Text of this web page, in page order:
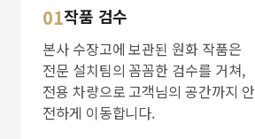
01작품 검수
본사 수장고에 보관된 원화 작품은
전문 설치팀의 꼼꼼한 검수를 거쳐,
전용 차량으로 고객님의 공간까지 안
전하게 이동합니다.